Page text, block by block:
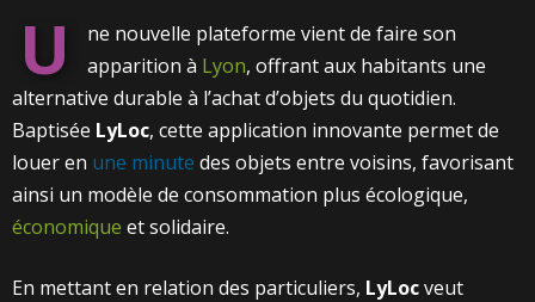
U
ne nouvelle plateforme vient de faire son
apparition à Lyon, offrant aux habitants une
alternative durable à l’achat d’objets du quotidien.
Baptisée LyLoc, cette application innovante permet de
louer en une minute des objets entre voisins, favorisant
ainsi un modèle de consommation plus écologique,
économique et solidaire.
En mettant en relation des particuliers, LyLocveut